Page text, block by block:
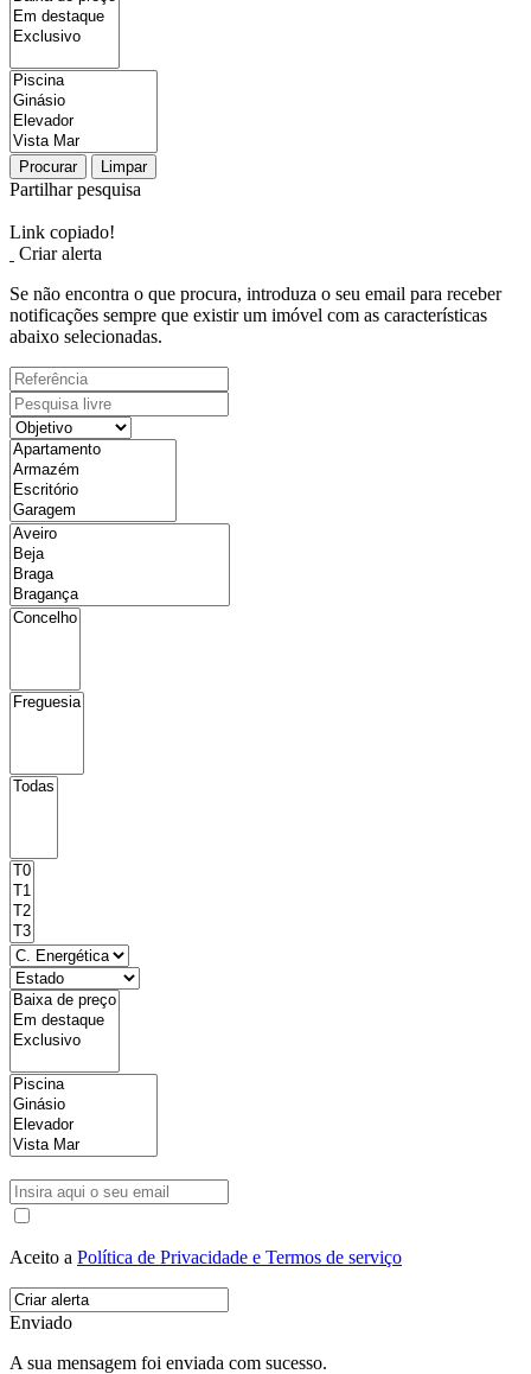
Procurar Limpar
Partilhar pesquisa
Link copiado!
Criar alerta
Se não encontra o que procura, introduza o seu email para receber
notificações sempre que existir um imóvel com as características
abaixo selecionadas.
Aceito a Política de Privacidade e Termos de serviço
Enviado
A sua mensagem foi enviada com sucesso.